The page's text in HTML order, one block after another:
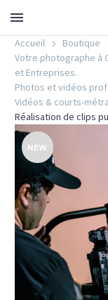
Accueil
Boutique
Votre photographe à
et Entreprises.
Photos et vidéos
Vidéos & courts-
Réalisation de clips
NEW